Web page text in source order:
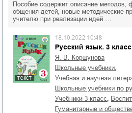
Пособие содержит описание методов,
общения детей, новые методические
учителю при реализации идей …
текст
Русский язык. 3
18.10.2022 10:48
Я. В. Коршунова
школьные учебники
учебная и научная
школьные учебники по
учебники 3 класс
гуманитарные и